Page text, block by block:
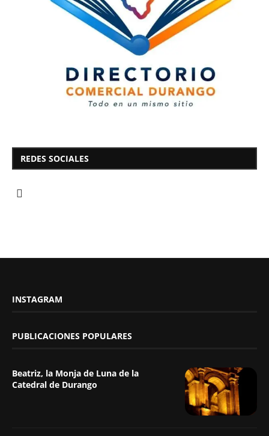
REDES SOCIALES
INSTAGRAM
PUBLICACIONES POPULARES
Beatriz, la Monja de Luna de la
Catedral de Durango